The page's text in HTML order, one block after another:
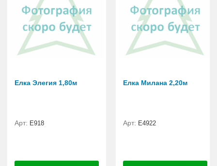
Елка Элегия 1,80м
Арт: E918
Елка Милана 2,20м
Арт: Е4922